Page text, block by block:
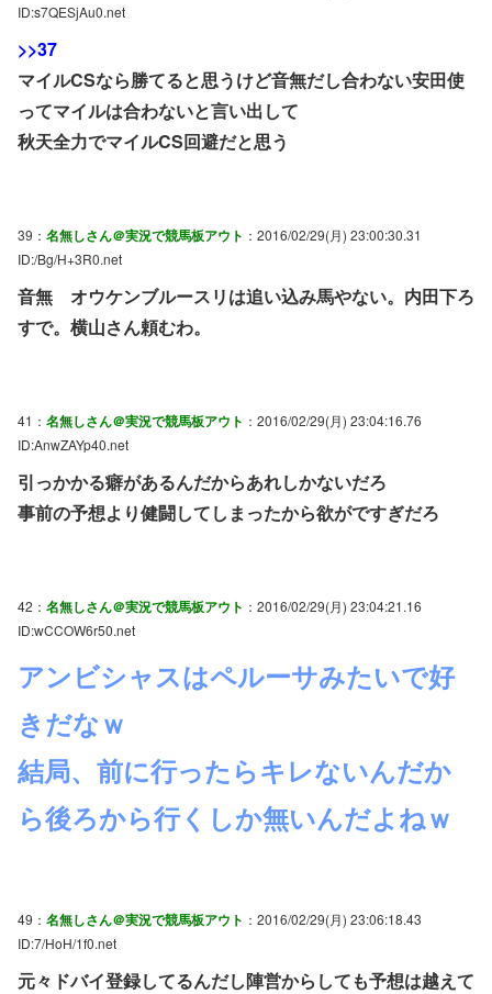
ID:s7QESjAu0.net
>>37
マイルCSなら勝てると思うけど音無だし合わない安田使
ってマイルは合わないと言い出して
秋天全力でマイルCS回避だと思う
39： 名無しさん＠実況で競馬板アウト ：2016/02/29(月) 23:00:30.31
ID:/Bg/H+3R0.net
音無 オウケンブルースリは追い込み馬やない。内田下ろ
すで。横山さん頼むわ。
41： 名無しさん＠実況で競馬板アウト ：2016/02/29(月) 23:04:16.76
ID:AnwZAYp40.net
引っかかる癖があるんだからあれしかないだろ
事前の予想より健闘してしまったから欲がですぎだろ
42： 名無しさん＠実況で競馬板アウト ：2016/02/29(月) 23:04:21.16
ID:wCCOW6r50.net
アンビシャスはペルーサみたいで好
きだなｗ
結局、前に行ったらキレないんだか
ら後ろから行くしか無いんだよねｗ
49： 名無しさん＠実況で競馬板アウト ：2016/02/29(月) 23:06:18.43
ID:7/HoH/1f0.net
元々ドバイ登録してるんだし陣営からしても予想は越えて